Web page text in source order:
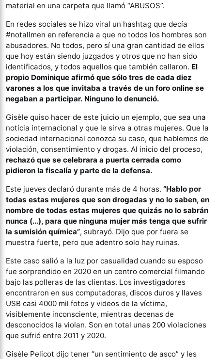
material en una carpeta que llamó “ABUSOS”.
En redes sociales se hizo viral un hashtag que decía
#notallmen en referencia a que no todos los hombres son
abusadores. No todos, pero sí una gran cantidad de ellos
que hoy están siendo juzgados y otros que no han sido
identificados, y todos aquellos que también callaron. El
propio Dominique afirmó que sólo tres de cada diez
varones a los que invitaba a través de un foro online se
negaban a participar. Ninguno lo denunció.
Gisèle quiso hacer de este juicio un ejemplo, que sea una
noticia internacional y que le sirva a otras mujeres. Que la
sociedad internacional conozca su caso, que hablemos de
violación, consentimiento y drogas. Al inicio del proceso,
rechazó que se celebrara a puerta cerrada como
pidieron la fiscalía y parte de la defensa.
Este jueves declaró durante más de 4 horas. “Hablo por
todas estas mujeres que son drogadas y no lo saben, en
nombre de todas estas mujeres que quizás no lo sabrán
nunca (…), para que ninguna mujer más tenga que sufrir
la sumisión química”, subrayó. Dijo que por fuera se
muestra fuerte, pero que adentro solo hay ruinas.
Este caso salió a la luz por casualidad cuando su esposo
fue sorprendido en 2020 en un centro comercial filmando
bajo las polleras de las clientas. Los investigadores
encontraron en sus computadoras, discos duros y llaves
USB casi 4000 mil fotos y videos de la víctima,
visiblemente inconsciente, mientras decenas de
desconocidos la violan. Son en total unas 200 violaciones
que sufrió entre 2011 y 2020.
Gisèle Pelicot dijo tener “un sentimiento de asco” y les